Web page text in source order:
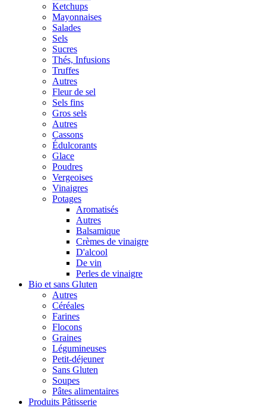
Ketchups
Mayonnaises
Salades
Sels
Sucres
Thés, Infusions
Truffes
Autres
Fleur de sel
Sels fins
Gros sels
Autres
Cassons
Édulcorants
Glace
Poudres
Vergeoises
Vinaigres
Potages
Aromatisés
Autres
Balsamique
Crèmes de vinaigre
D'alcool
De vin
Perles de vinaigre
Bio et sans Gluten
Autres
Céréales
Farines
Flocons
Graines
Légumineuses
Petit-déjeuner
Sans Gluten
Soupes
Pâtes alimentaires
Produits Pâtisserie